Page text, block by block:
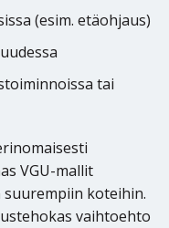
(esim. etäohjaus)
tai
VGU-mallit
koteihin.
vaihtoehto